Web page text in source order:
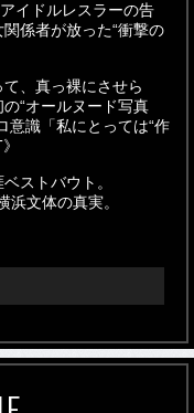
イドルレスラーの告
係者が放った“衝撃の
て、真っ裸にさせら
“オールヌード写真
意識「私にとっては“作
ストバウト。
浜文体の真実。